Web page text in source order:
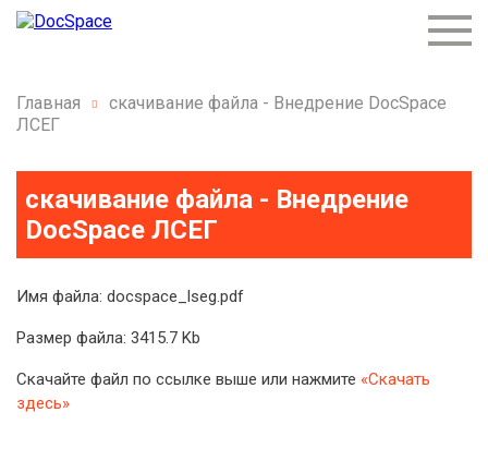
Главная
скачивание файла - Внедрение DocSpace
ЛСЕГ
скачивание файла - Внедрение
DocSpace ЛСЕГ
Имя файла: docspace_lseg.pdf
Размер файла: 3415.7 Kb
Скачайте файл по ссылке выше или нажмите «Скачать
здесь»